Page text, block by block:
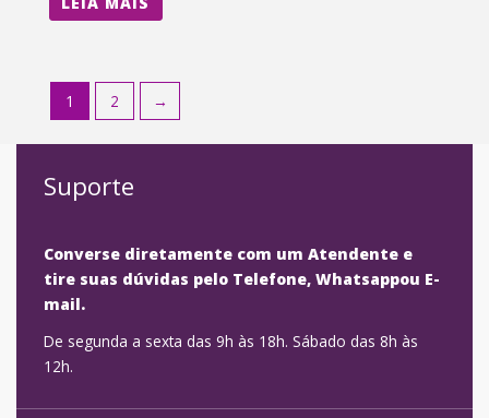
1 2 →
Suporte
Converse diretamente com um Atendente e
tire suas dúvidas pelo Telefone, Whatsappou E-
mail.
De segunda a sexta das 9h às 18h. Sábado das 8h às
12h.